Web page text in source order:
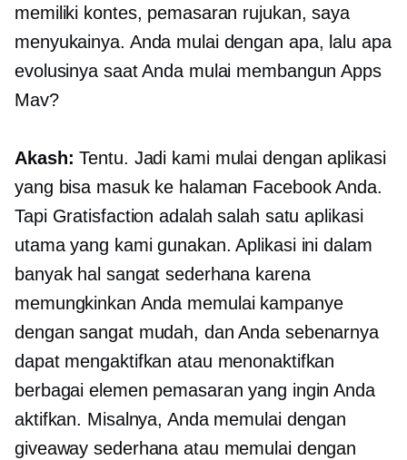
memiliki kontes, pemasaran rujukan, saya
menyukainya. Anda mulai dengan apa, lalu apa
evolusinya saat Anda mulai membangun Apps
Mav?
Akash: Tentu. Jadi kami mulai dengan aplikasi
yang bisa masuk ke halaman Facebook Anda.
Tapi Gratisfaction adalah salah satu aplikasi
utama yang kami gunakan. Aplikasi ini dalam
banyak hal sangat sederhana karena
memungkinkan Anda memulai kampanye
dengan sangat mudah, dan Anda sebenarnya
dapat mengaktifkan atau menonaktifkan
berbagai elemen pemasaran yang ingin Anda
aktifkan. Misalnya, Anda memulai dengan
giveaway sederhana atau memulai dengan